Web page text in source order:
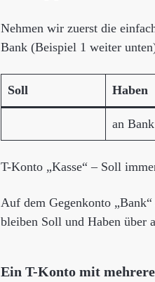
Nehmen wir zuerst die
Bank (Beispiel 1 weiter
Soll Haben
an
T-Konto „Kasse“ – Soll
Auf dem Gegenkonto
bleiben Soll und Haben über
Ein T-Konto mit